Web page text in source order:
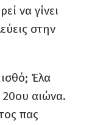
να γίνει
στην
; Έλα
20ου αιώνα.
πας